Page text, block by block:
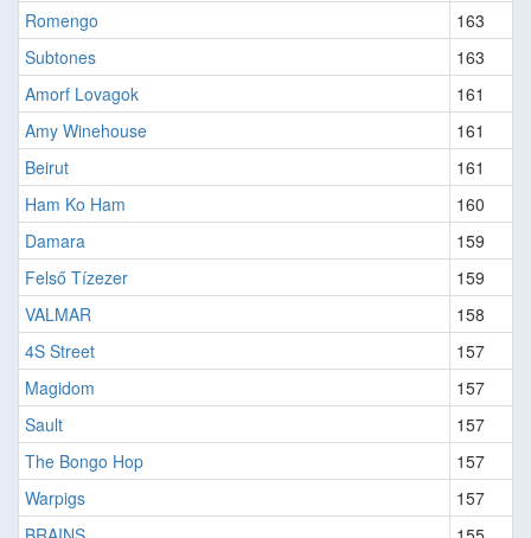
Romengo
163
Subtones
163
Amorf Lovagok
161
Amy Winehouse
161
Beirut
161
Ham Ko Ham
160
Damara
159
Felső Tízezer
159
VALMAR
158
4S Street
157
Magidom
157
Sault
157
The Bongo Hop
157
Warpigs
157